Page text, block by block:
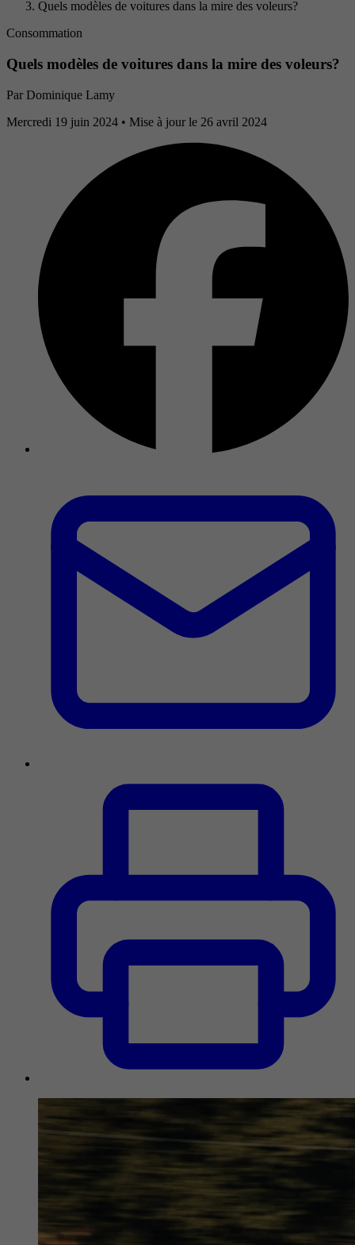
Quels modèles de voitures dans la mire des voleurs?
Consommation
Quels modèles de voitures dans la mire des voleurs?
Par Dominique Lamy
Mercredi 19 juin 2024 • Mise à jour le 26 avril 2024